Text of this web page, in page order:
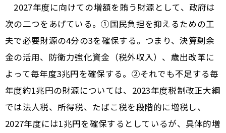
2027年度に向けての増額を賄う財源として、政府は
次の二つをあげている。①国民負担を抑えるための工
夫で必要財源の4分の3を確保する。つまり、決算剰余
金の活用、防衛力強化資金（税外収入）、歳出改革に
よって毎年度3兆円を確保する。②それでも不足する毎
年度約1兆円の財源については、2023年度税制改正大綱
では法人税、所得税、たばこ税を段階的に増税し、
2027年度には1兆円を確保するとしているが、具体的増